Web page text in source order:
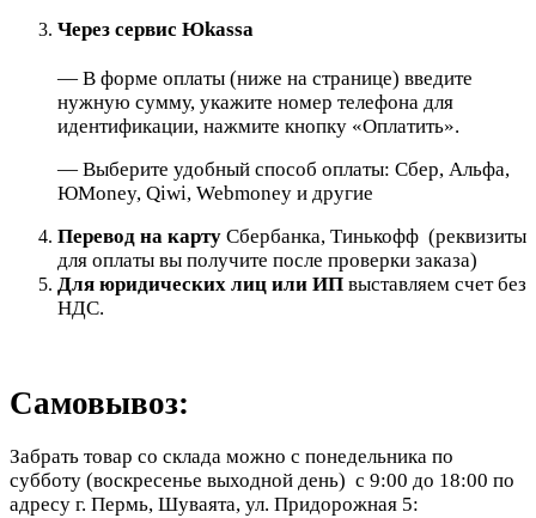
Через сервис Юkassa
— В форме оплаты (ниже на странице) введите
нужную сумму, укажите номер телефона для
идентификации, нажмите кнопку «Оплатить».
— Выберите удобный способ оплаты: Сбер, Альфа,
ЮMoney, Qiwi, Webmoney и другие
Перевод на карту Сбербанка, Тинькофф (реквизиты
для оплаты вы получите после проверки заказа)
Для юридических лиц или ИП выставляем счет без
НДС.
Самовывоз:
Забрать товар со склада можно с понедельника по
субботу (воскресенье выходной день) с 9:00 до 18:00 по
адресу г. Пермь, Шуваята, ул. Придорожная 5: